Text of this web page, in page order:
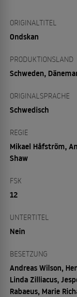
ORIGINALTITEL
Ondskan
PRODUKTIONSLAND
Schweden,
ORIGINALSPRACHE
Schwedisch
REGIE
Mikael Håfström,
Shaw
FSK
12
UNTERTITEL
Nein
BESETZUNG
Andreas Wilson,
Linda Zilliacus,
Rabaeus, Marie